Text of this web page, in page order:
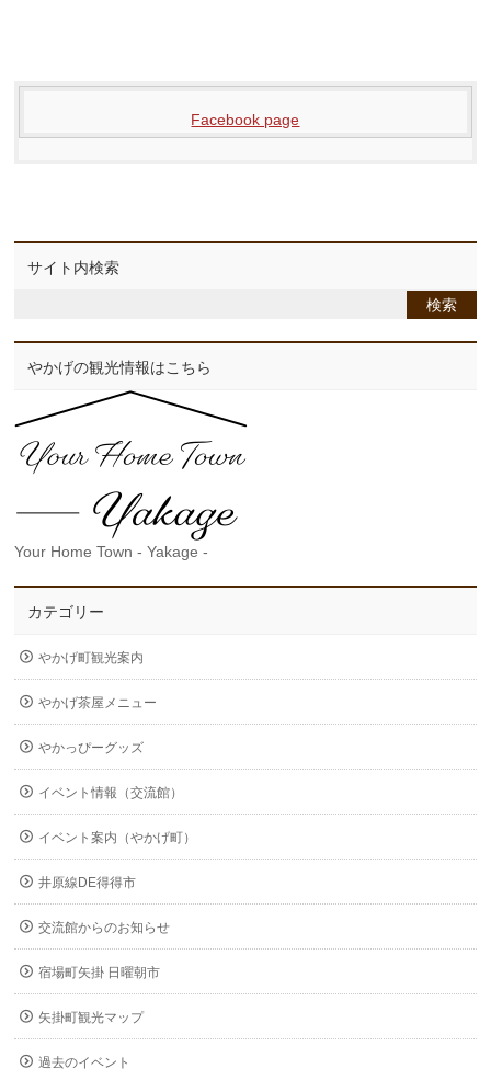
Facebook page
サイト内検索
やかげの観光情報はこちら
Your Home Town - Yakage -
カテゴリー
やかげ町観光案内
やかげ茶屋メニュー
やかっぴーグッズ
イベント情報（交流館）
イベント案内（やかげ町）
井原線DE得得市
交流館からのお知らせ
宿場町矢掛 日曜朝市
矢掛町観光マップ
過去のイベント